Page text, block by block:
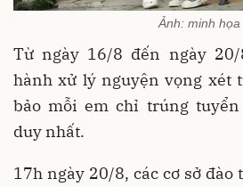
Ảnh: minh họa
Từ ngày 16/8 đến ngày
hành xử lý nguyện vọng xét
bảo mỗi em chỉ trúng
duy nhất.
17h ngày 20/8, các cơ sở đào